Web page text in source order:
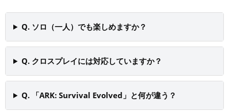
Q. ソロ（一人）でも楽しめますか？
Q. クロスプレイには対応していますか？
Q. 「ARK: Survival Evolved」と何が違う？